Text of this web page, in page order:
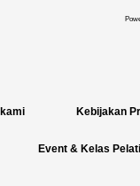
Kebijakan
Event & Kelas